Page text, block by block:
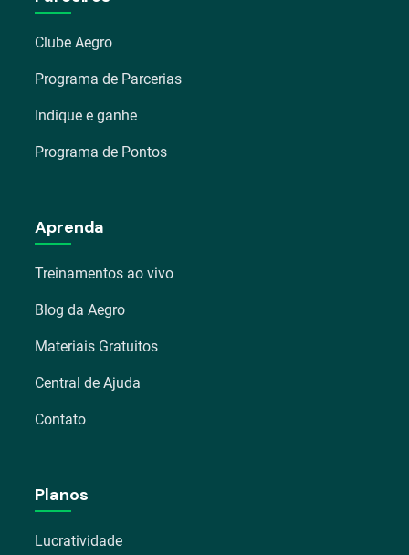
Clube Aegro
Programa de Parcerias
Indique e ganhe
Programa de Pontos
Aprenda
Treinamentos ao vivo
Blog da Aegro
Materiais Gratuitos
Central de Ajuda
Contato
Planos
Lucratividade